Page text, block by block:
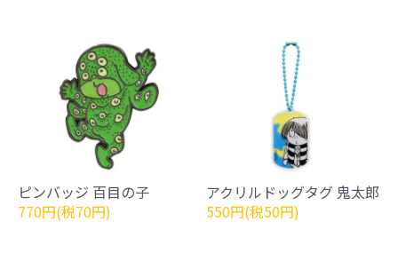
ピンバッジ 百目の子
770円(税70円)
アクリルドッグタグ 鬼太郎
550円(税50円)